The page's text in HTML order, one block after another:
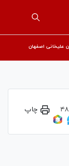
علیخانی اصفهان
چاپ